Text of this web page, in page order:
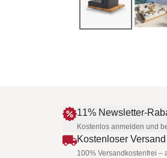
11% Newsletter-
Kostenlos anmelden und
Kostenloser
100% Versandkostenfrei –